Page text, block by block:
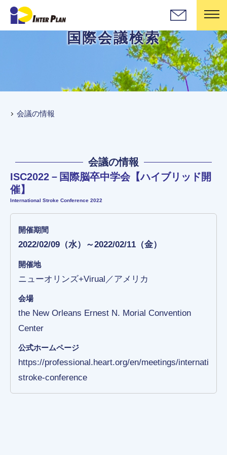
国際会議検索
会議の情報
会議の情報
ISC2022－国際脳卒中学会【ハイブリッド開
催】
International Stroke Conference 2022
開催期間
2022/02/09（水）～2022/02/11（金）
開催地
ニューオリンズ+Virual／アメリカ
会場
the New Orleans Ernest N. Morial Convention
Center
公式ホームページ
https://professional.heart.org/en/meetings/international-
stroke-conference